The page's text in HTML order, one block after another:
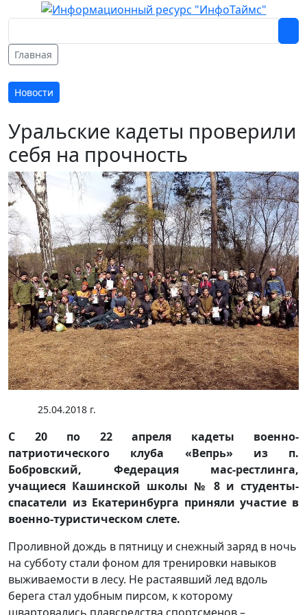
Главная
Новости
Уральские кадеты проверили
себя на прочность
25.04.2018 г.
С 20 по 22 апреля кадеты военно-
патриотического клуба «Вепрь» из п.
Бобровский, Федерация мас-рестлинга,
учащиеся Кашинской школы № 8 и студенты-
спасатели из Екатеринбурга приняли участие в
военно-туристическом слете.
Проливной дождь в пятницу и снежный заряд в ночь
на субботу стали фоном для тренировки навыков
выживаемости в лесу. Не растаявший лед вдоль
берега стал удобным пирсом, к которому
швартовались плавсредства спортсменов –